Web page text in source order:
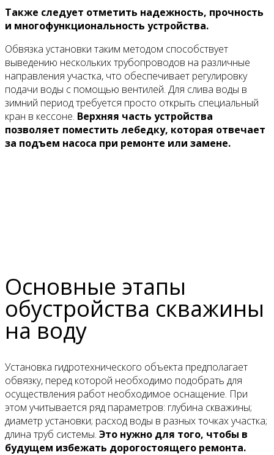
Также следует отметить надежность, прочность
и многофункциональность устройства.
Обвязка установки таким методом способствует
выведению нескольких трубопроводов на различные
направления участка, что обеспечивает регулировку
подачи воды с помощью вентилей. Для слива воды в
зимний период требуется просто открыть специальный
кран в кессоне. Верхняя часть устройства
позволяет поместить лебедку, которая отвечает
за подъем насоса при ремонте или замене.
Основные этапы
обустройства скважины
на воду
Установка гидротехнического объекта предполагает
обвязку, перед которой необходимо подобрать для
осуществления работ необходимое оснащение. При
этом учитывается ряд параметров: глубина скважины;
диаметр установки; расход воды в разных точках участка;
длина труб системы. Это нужно для того, чтобы в
будущем избежать дорогостоящего ремонта.